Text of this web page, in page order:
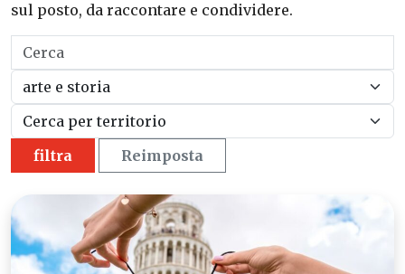
sul posto, da raccontare e condividere.
filtra Reimposta